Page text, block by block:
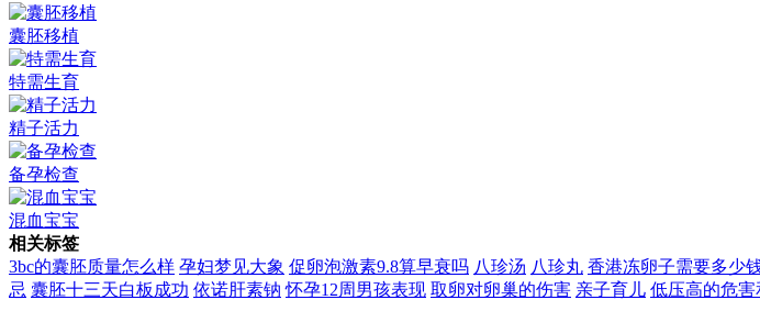
囊胚移植
特需生育
精子活力
备孕检查
混血宝宝
相关标签
3bc的囊胚质量怎么样 孕妇梦见大象 促卵泡激素9.8算早衰吗 八珍汤 八珍丸 香港冻卵子需要多少
忌 囊胚十三天白板成功 依诺肝素钠 怀孕12周男孩表现 取卵对卵巢的伤害 亲子育儿 低压高的危害